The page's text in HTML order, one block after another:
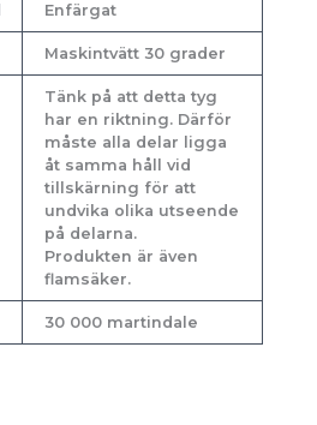
Enfärgat
Maskintvätt 30 grader
Tänk på att detta tyg
har en riktning. Därför
måste alla delar ligga
åt samma håll vid
tillskärning för att
undvika olika utseende
på delarna.
Produkten är även
flamsäker.
30 000 martindale